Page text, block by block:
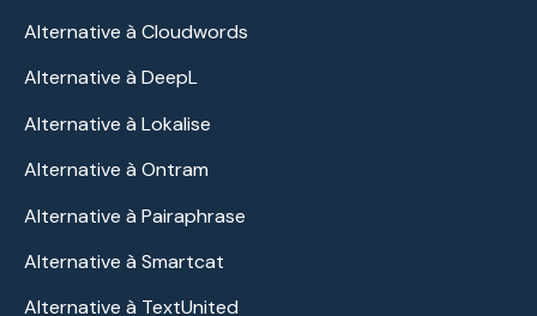
Alternative à Cloudwords
Alternative à DeepL
Alternative à Lokalise
Alternative à Ontram
Alternative à Pairaphrase
Alternative à Smartcat
Alternative à TextUnited